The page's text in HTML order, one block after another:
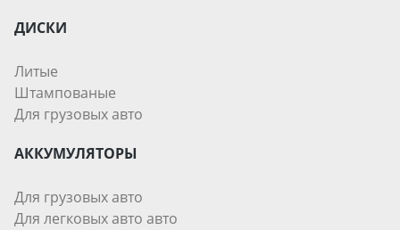
ДИСКИ
Литые
Штампованые
Для грузовых авто
АККУМУЛЯТОРЫ
Для грузовых авто
Для легковых авто авто